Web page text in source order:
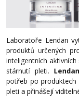
Laboratoře Lendan
produktů určených
inteligentních
stárnutí pleti.
potřeb po
pleti a přinášejí